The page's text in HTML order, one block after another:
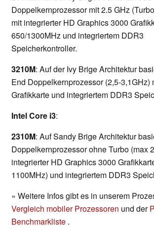
Doppelkernprozessor mit 2.5 GHz
mit integrierter HD Graphics 3000
650/1300MHz und integriertem DDR3
Speicherkontroller.
3210M: Auf der Ivy Brige Architektur
End Doppelkernprozessor (2,5-3,1GHz)
Grafikkarte und integriertem DDR3
Intel Core i3:
2310M: Auf Sandy Brige Architektur
Doppelkernprozessor ohne Turbo (max
integrierter HD Graphics 3000
1100MHz) und integriertem DDR3
» Weitere Infos gibt es in unserem
Vergleich mobiler Prozessoren und der
Benchmarkliste .